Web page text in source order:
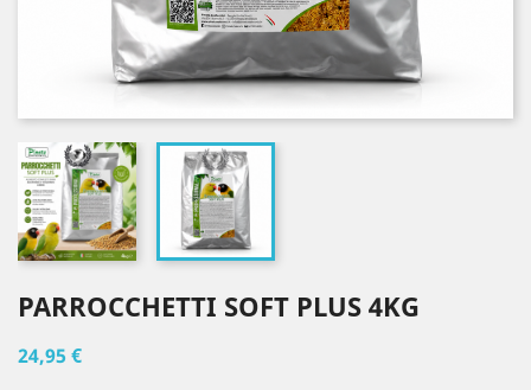
PARROCCHETTI SOFT PLUS 4KG
24,95 €